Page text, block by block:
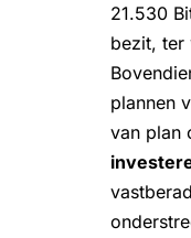
21.530
bezit, ter
plannen
van plan